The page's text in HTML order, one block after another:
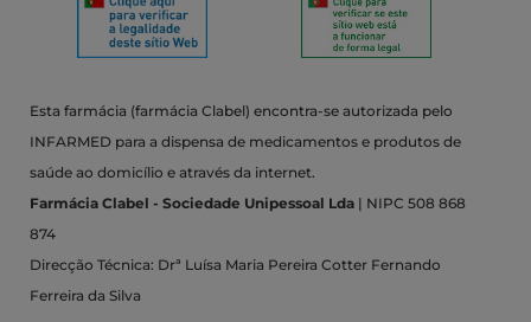
Esta farmácia (farmácia Clabel) encontra-se autorizada pelo
INFARMED para a dispensa de medicamentos e produtos de
saúde ao domicílio e através da internet.
Farmácia Clabel - Sociedade Unipessoal Lda | NIPC 508 868
874
Direcção Técnica: Drª Luísa Maria Pereira Cotter Fernando
Ferreira da Silva